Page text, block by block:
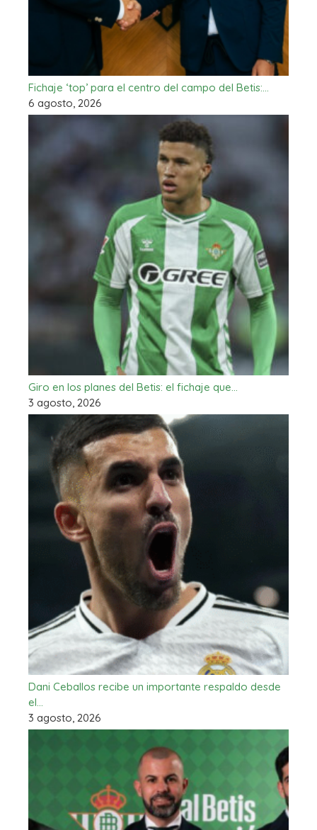
Fichaje ‘top’ para el centro del campo del Betis:…
6 agosto, 2026
Giro en los planes del Betis: el fichaje que…
3 agosto, 2026
Dani Ceballos recibe un importante respaldo desde
el…
3 agosto, 2026